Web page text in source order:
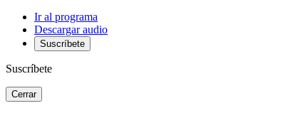
Ir al programa
Descargar audio
Suscríbete
Suscríbete
Cerrar